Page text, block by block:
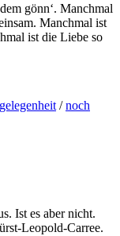
gönn‘. Manchmal
Manchmal ist
ist die Liebe so
/noch
Ist es aber nicht.
Leopold-Carree.